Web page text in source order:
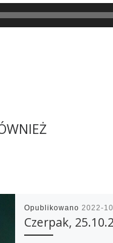
Opublikowano 2022-
Czerpak,